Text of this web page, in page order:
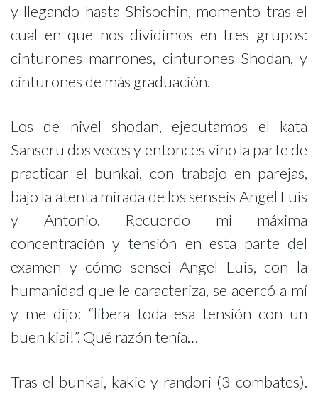
y llegando hasta Shisochin, momento tras el
cual en que nos dividimos en tres grupos:
cinturones marrones, cinturones Shodan, y
cinturones de más graduación.
Los de nivel shodan, ejecutamos el kata
Sanseru dos veces y entonces vino la parte de
practicar el bunkai, con trabajo en parejas,
bajo la atenta mirada de los senseis Angel Luis
y Antonio. Recuerdo mi máxima
concentración y tensión en esta parte del
examen y cómo sensei Angel Luis, con la
humanidad que le caracteriza, se acercó a mí
y me dijo: “libera toda esa tensión con un
buen kiai!”. Qué razón tenía…
Tras el bunkai, kakie y randori (3 combates).